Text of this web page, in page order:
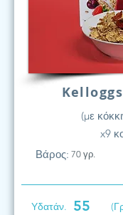
(με
x9
Βάρος: 70 γρ.
Υδατάν. 55